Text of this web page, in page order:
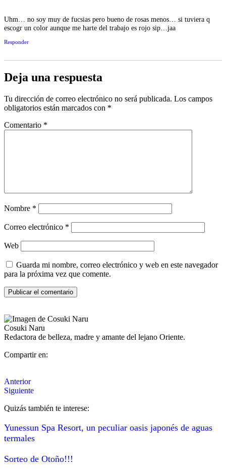
Uhm… no soy muy de fucsias pero bueno de rosas menos… si tuviera q
escogr un color aunque me harte del trabajo es rojo sip…jaa
Responder
Deja una respuesta
Tu dirección de correo electrónico no será publicada. Los campos
obligatorios están marcados con *
Comentario *
Nombre *
Correo electrónico *
Web
Guarda mi nombre, correo electrónico y web en este navegador
para la próxima vez que comente.
Cosuki Naru
Redactora de belleza, madre y amante del lejano Oriente.
Compartir en:
Anterior
Siguiente
Quizás también te interese:
Yunessun Spa Resort, un peculiar oasis japonés de aguas
termales
Sorteo de Otoño!!!